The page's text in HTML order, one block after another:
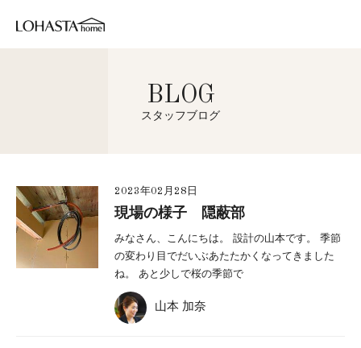
BLOG
スタッフブログ
2023年02月28日
現場の様子 隠蔽部
みなさん、こんにちは。 設計の山本です。 季節
の変わり目でだいぶあたたかくなってきました
ね。 あと少しで桜の季節で
山本 加奈